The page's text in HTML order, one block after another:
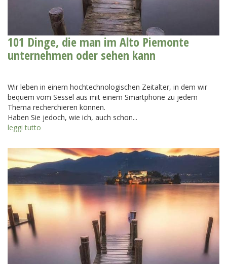
101 Dinge, die man im Alto Piemonte
unternehmen oder sehen kann
Wir leben in einem hochtechnologischen Zeitalter, in dem wir
bequem vom Sessel aus mit einem Smartphone zu jedem
Thema recherchieren können.
Haben Sie jedoch, wie ich, auch schon...
leggi tutto